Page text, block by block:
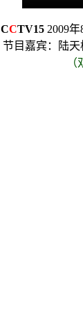
CCTV152009年
节目嘉宾：陆天